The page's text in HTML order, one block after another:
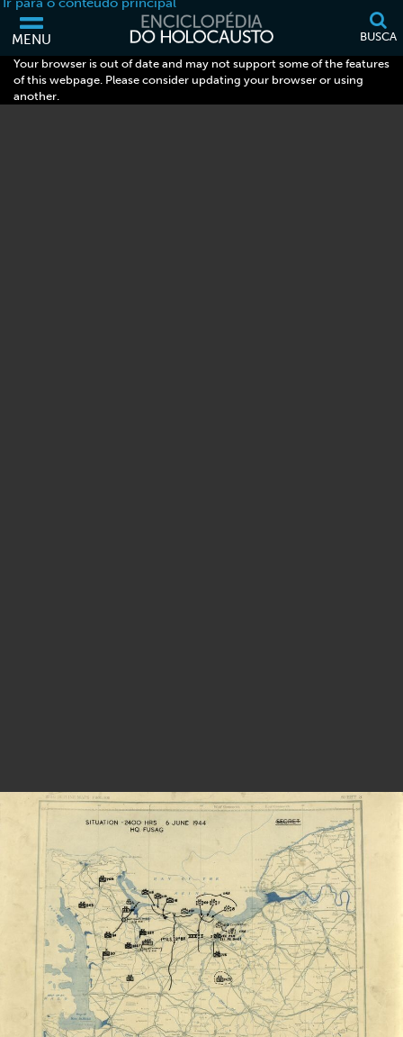
MENU BUSCA
Your browser is out of date and may not support some of the features
of this webpage. Please consider updating your browser or using
another.